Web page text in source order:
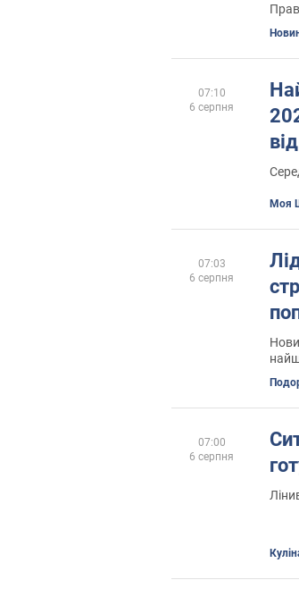
Моя
07:10
6 серпня
07:03
6 серпня
07:00
6 серпня